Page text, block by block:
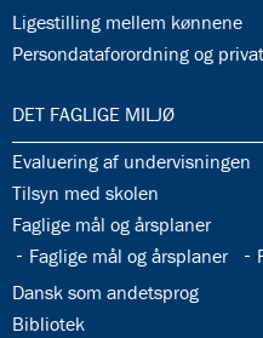
32.36:
Ligestilling mellem kønnene
32.37:
Persondataforordning og
33.0:
DET FAGLIGE MILJØ
33.1:
Evaluering af undervisningen
33.2:
Tilsyn med skolen
33.3:
Faglige mål og årsplaner
33.4:
Faglige mål og årsplaner
33.6:
Dansk som andetsprog
33.7:
Bibliotek